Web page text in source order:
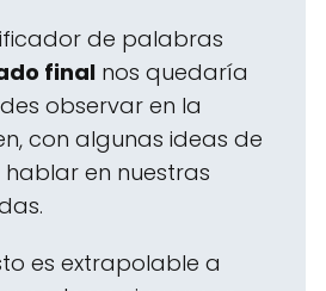
de palabras
final nos quedaría
observar en la
con algunas ideas de
en nuestras
es extrapolable a